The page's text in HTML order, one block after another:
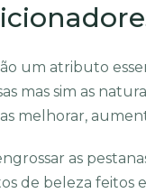
um atributo
mas sim as
melhorar,
as
de beleza feitos